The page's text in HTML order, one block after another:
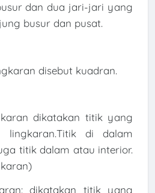
dan dua jari-jari yang
busur dan pusat.
disebut kuadran.
dikatakan titik yang
di dalam
titik dalam atau interior.
dikatakan titik yang